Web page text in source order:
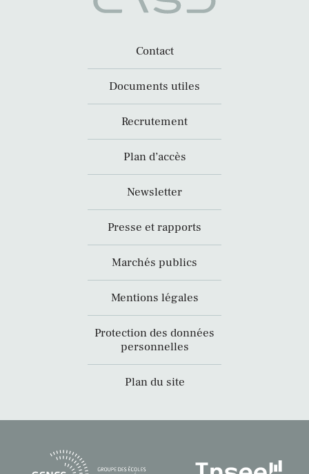
Contact
Documents utiles
Recrutement
Plan d’accès
Newsletter
Presse et rapports
Marchés publics
Mentions légales
Protection des données
personnelles
Plan du site